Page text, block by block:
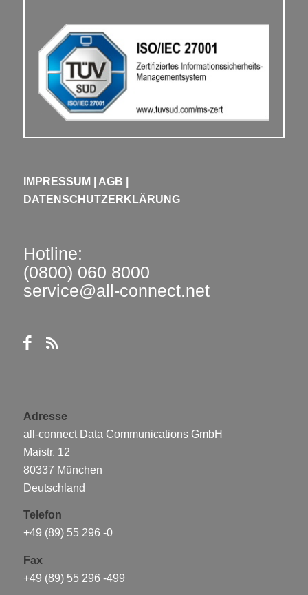
IMPRESSUM AGB
DATENSCHUTZERKLÄRUNG
Hotline:
(0800) 060 8000
service@all-connect.net
Adresse
all-connect Data Communications GmbH
Maistr. 12
80337 München
Deutschland
Telefon
+49 (89) 55 296 -0
Fax
+49 (89) 55 296 -499